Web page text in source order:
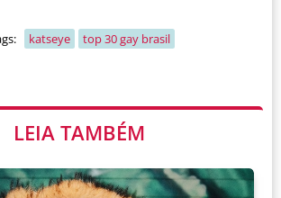
katseye top 30 gay brasil
LEIA TAMBÉM